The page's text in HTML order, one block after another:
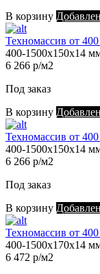
В корзину Добавлен
Техномассив от
400-1500х150х14
6 266 р/м2
Под заказ
В корзину Добавлен
Техномассив от
400-1500х150х14
6 266 р/м2
Под заказ
В корзину Добавлен
Техномассив от
400-1500х170х14
6 472 р/м2